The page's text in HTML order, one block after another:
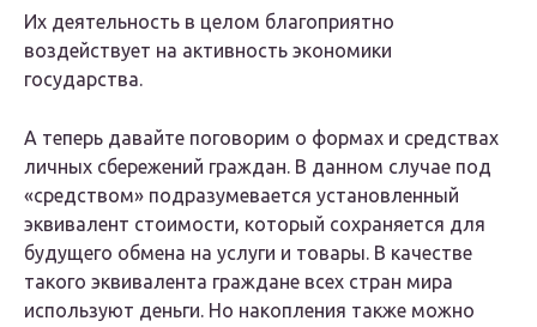
Их деятельность в целом благоприятно
воздействует на активность экономики
государства.
А теперь давайте поговорим о формах и средствах
личных сбережений граждан. В данном случае под
«средством» подразумевается установленный
эквивалент стоимости, который сохраняется для
будущего обмена на услуги и товары. В качестве
такого эквивалента граждане всех стран мира
используют деньги. Но накопления также можно